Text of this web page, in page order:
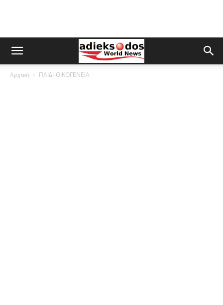
Αρχική ΠΑΙΔΙ-ΟΙΚΟΓΕΝΕΙΑ